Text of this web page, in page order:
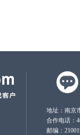
地址：南京
合作电话：
邮编：